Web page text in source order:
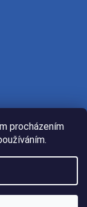
procházením
vyhrazena.